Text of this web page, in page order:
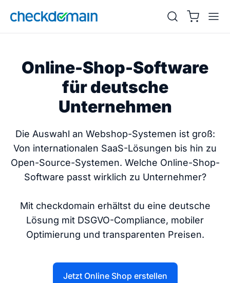
Online-Shop-Software
für deutsche
Unternehmen
Die Auswahl an Webshop-Systemen ist groß:
Von internationalen SaaS-Lösungen bis hin zu
Open-Source-Systemen. Welche Online-Shop-
Software passt wirklich zu Unternehmer?
Mit checkdomain erhältst du eine deutsche
Lösung mit DSGVO-Compliance, mobiler
Optimierung und transparenten Preisen.
Jetzt Online Shop erstellen